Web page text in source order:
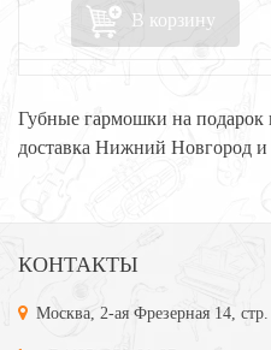
В корзину
Губные гармошки на
доставка Нижний Новгород и
КОНТАКТЫ
Москва, 2-ая Фрезерная 14,